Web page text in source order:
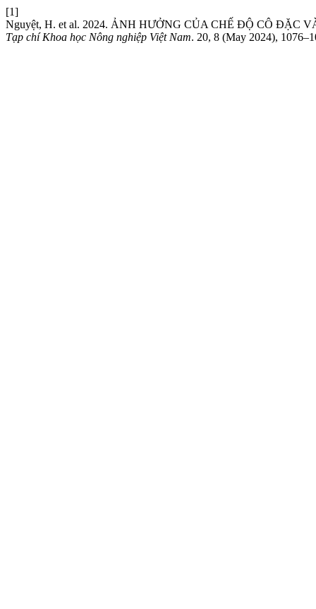
[1]
Nguyệt, H. et al. 2024. ẢNH HƯỞNG CỦA CHẾ ĐỘ CÔ ĐẶC
Tạp chí Khoa học Nông nghiệp Việt Nam. 20, 8 (May 2024),